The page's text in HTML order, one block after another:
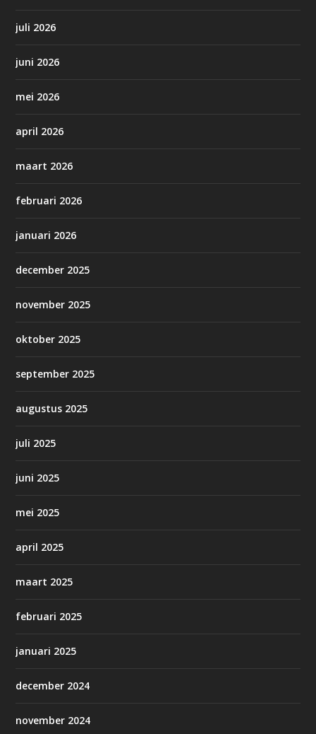
juli 2026
juni 2026
mei 2026
april 2026
maart 2026
februari 2026
januari 2026
december 2025
november 2025
oktober 2025
september 2025
augustus 2025
juli 2025
juni 2025
mei 2025
april 2025
maart 2025
februari 2025
januari 2025
december 2024
november 2024